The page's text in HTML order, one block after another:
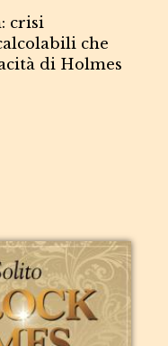
crisi
che
di Holmes